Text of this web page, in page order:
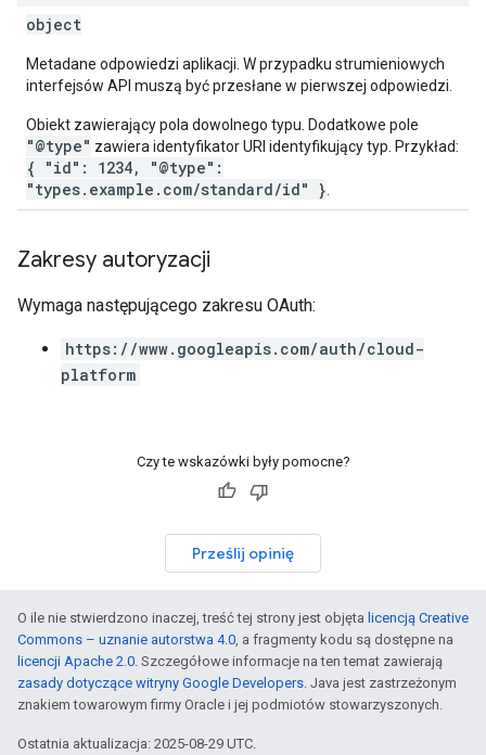
object
Metadane odpowiedzi aplikacji. W przypadku strumieniowych
interfejsów API muszą być przesłane w pierwszej odpowiedzi.
Obiekt zawierający pola dowolnego typu. Dodatkowe pole
"@type" zawiera identyfikator URI identyfikujący typ. Przykład:
{ "id": 1234, "@type":
"types.example.com/standard/id" }
Zakresy autoryzacji
Wymaga następującego zakresu OAuth:
https://www.googleapis.com/auth/cloud-
platform
Czy te wskazówki były pomocne?
Prześlij opinię
O ile nie stwierdzono inaczej, treść tej strony jest objęta licencją Creative
Commons – uznanie autorstwa 4.0, a fragmenty kodu są dostępne na
licencji Apache 2.0. Szczegółowe informacje na ten temat zawierają
zasady dotyczące witryny Google Developers. Java jest zastrzeżonym
znakiem towarowym firmy Oracle i jej podmiotów stowarzyszonych.
Ostatnia aktualizacja: 2025-08-29 UTC.